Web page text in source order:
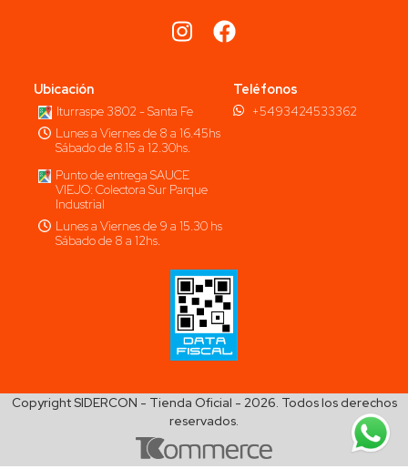
Ubicación
Iturraspe 3802 - Santa Fe
Lunes a Viernes de 8 a 16.45hs
Sábado de 8.15 a 12.30hs.
Punto de entrega SAUCE
VIEJO: Colectora Sur Parque
Industrial
Lunes a Viernes de 9 a 15.30 hs
Sábado de 8 a 12hs.
Teléfonos
+5493424533362
Copyright SIDERCON - Tienda Oficial - 2026. Todos los derechos
reservados.